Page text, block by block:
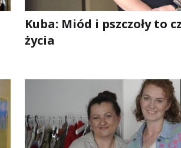
Kuba: Miód i pszczoły to
życia